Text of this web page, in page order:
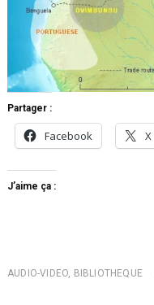
Partager :
Facebook X
J’aime ça :
AUDIO-VIDEO BIBLIOTHEQUE